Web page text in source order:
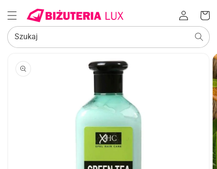
Zaloguj
się
Koszyk
Szukaj
POMIŃ, ABY
PRZEJŚĆ
INFORMACJI